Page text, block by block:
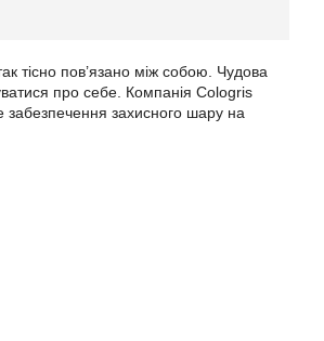
тісно пов’язано між собою. Чудова
про себе. Компанія Cologris
забезпечення захисного шару на